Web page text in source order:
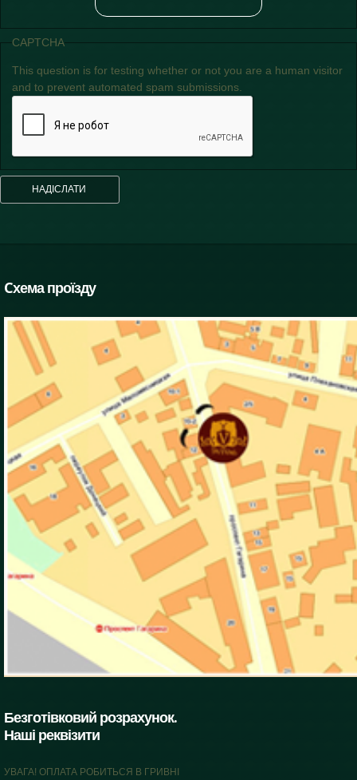
CAPTCHA
This question is for testing whether or not you are a human visitor
and to prevent automated spam submissions.
Cхема проїзду
Безготівковий розрахунок.
Наші реквізити
УВАГА! ОПЛАТА РОБИТЬСЯ В ГРИВНІ